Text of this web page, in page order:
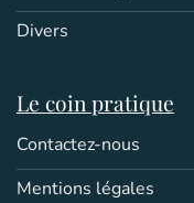
Divers
Le coin pratique
Contactez-nous
Mentions légales